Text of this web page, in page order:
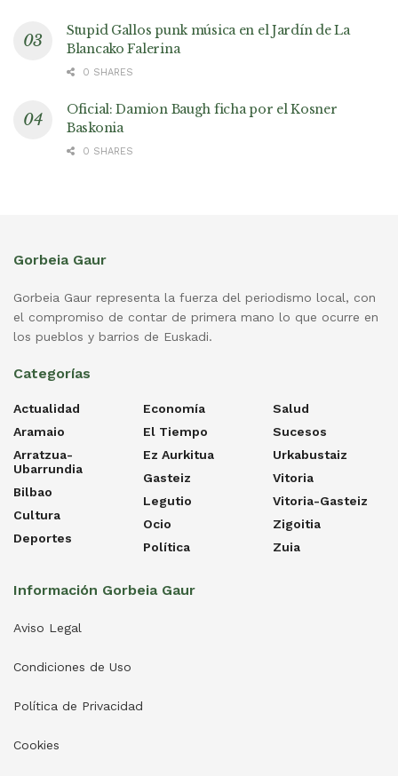
Stupid Gallos punk música en el Jardín de La
Blancako Falerina
0 SHARES
Oficial: Damion Baugh ficha por el Kosner
Baskonia
0 SHARES
Gorbeia Gaur
Gorbeia Gaur representa la fuerza del periodismo local, con
el compromiso de contar de primera mano lo que ocurre en
los pueblos y barrios de Euskadi.
Categorías
Actualidad
Aramaio
Arratzua-
Ubarrundia
Bilbao
Cultura
Deportes
Economía
El Tiempo
Ez Aurkitua
Gasteiz
Legutio
Ocio
Política
Salud
Sucesos
Urkabustaiz
Vitoria
Vitoria-Gasteiz
Zigoitia
Zuia
Información Gorbeia Gaur
Aviso Legal
Condiciones de Uso
Política de Privacidad
Cookies